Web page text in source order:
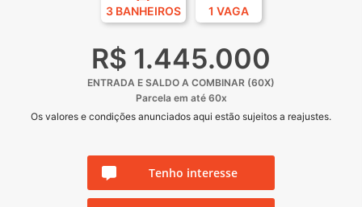
3 BANHEIROS 1 VAGA
R$ 1.445.000
ENTRADA E SALDO A COMBINAR (60X)
Parcela em até 60x
Os valores e condições anunciados aqui estão sujeitos a reajustes.
Tenho interesse